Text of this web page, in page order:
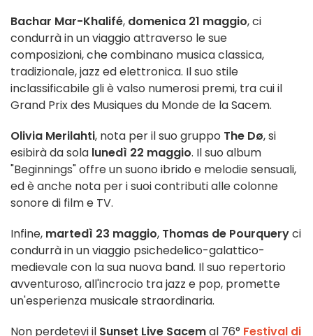
Bachar Mar-Khalifé, domenica 21 maggio, ci
condurrà in un viaggio attraverso le sue
composizioni, che combinano musica classica,
tradizionale, jazz ed elettronica. Il suo stile
inclassificabile gli è valso numerosi premi, tra cui il
Grand Prix des Musiques du Monde de la Sacem.
Olivia Merilahti, nota per il suo gruppo The Dø, si
esibirà da sola lunedì 22 maggio. Il suo album
"Beginnings" offre un suono ibrido e melodie sensuali,
ed è anche nota per i suoi contributi alle colonne
sonore di film e TV.
Infine, martedì 23 maggio, Thomas de Pourqueryci
condurrà in un viaggio psichedelico-galattico-
medievale con la sua nuova band. Il suo repertorio
avventuroso, all'incrocio tra jazz e pop, promette
un'esperienza musicale straordinaria.
Non perdetevi il Sunset Live Sacemal 76° Festival di